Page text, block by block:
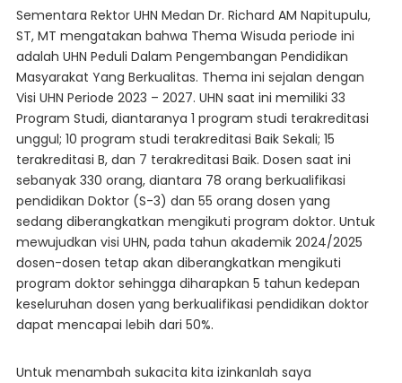
Sementara Rektor UHN Medan Dr. Richard AM Napitupulu,
ST, MT mengatakan bahwa Thema Wisuda periode ini
adalah UHN Peduli Dalam Pengembangan Pendidikan
Masyarakat Yang Berkualitas. Thema ini sejalan dengan
Visi UHN Periode 2023 – 2027. UHN saat ini memiliki 33
Program Studi, diantaranya 1 program studi terakreditasi
unggul; 10 program studi terakreditasi Baik Sekali; 15
terakreditasi B, dan 7 terakreditasi Baik. Dosen saat ini
sebanyak 330 orang, diantara 78 orang berkualifikasi
pendidikan Doktor (S-3) dan 55 orang dosen yang
sedang diberangkatkan mengikuti program doktor. Untuk
mewujudkan visi UHN, pada tahun akademik 2024/2025
dosen-dosen tetap akan diberangkatkan mengikuti
program doktor sehingga diharapkan 5 tahun kedepan
keseluruhan dosen yang berkualifikasi pendidikan doktor
dapat mencapai lebih dari 50%.
Untuk menambah sukacita kita izinkanlah saya